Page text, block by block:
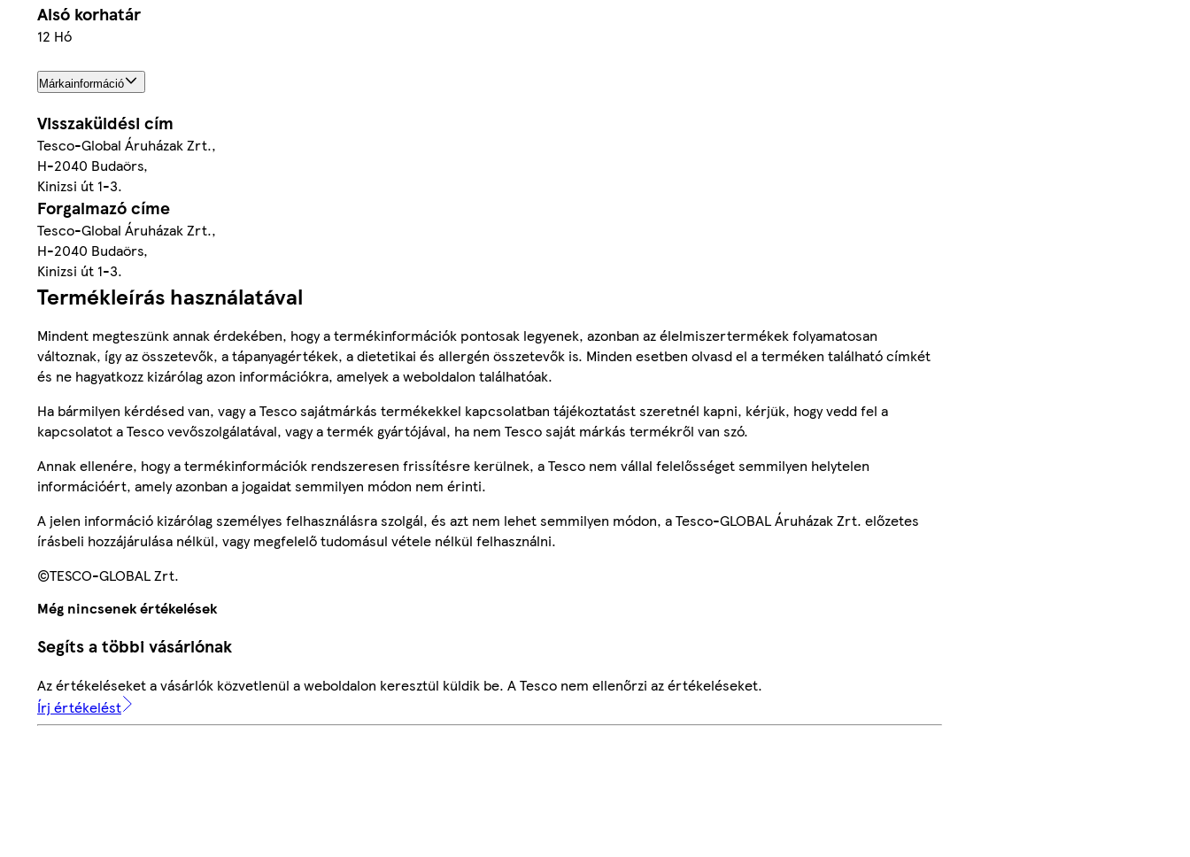
Alsó korhatár
12 Hó
Márkainformáció
Visszaküldési cím
Tesco-Global Áruházak Zrt.,
H-2040 Budaörs,
Kinizsi út 1-3.
Forgalmazó címe
Tesco-Global Áruházak Zrt.,
H-2040 Budaörs,
Kinizsi út 1-3.
Termékleírás használatával
Mindent megteszünk annak érdekében, hogy a termékinformációk pontosak legyenek, azonban az élelmiszertermékek folyamatosan
változnak, így az összetevők, a tápanyagértékek, a dietetikai és allergén összetevők is. Minden esetben olvasd el a terméken található címkét
és ne hagyatkozz kizárólag azon információkra, amelyek a weboldalon találhatóak.
Ha bármilyen kérdésed van, vagy a Tesco sajátmárkás termékekkel kapcsolatban tájékoztatást szeretnél kapni, kérjük, hogy vedd fel a
kapcsolatot a Tesco vevőszolgálatával, vagy a termék gyártójával, ha nem Tesco saját márkás termékről van szó.
Annak ellenére, hogy a termékinformációk rendszeresen frissítésre kerülnek, a Tesco nem vállal felelősséget semmilyen helytelen
információért, amely azonban a jogaidat semmilyen módon nem érinti.
A jelen információ kizárólag személyes felhasználásra szolgál, és azt nem lehet semmilyen módon, a Tesco-GLOBAL Áruházak Zrt. előzetes
írásbeli hozzájárulása nélkül, vagy megfelelő tudomásul vétele nélkül felhasználni.
©TESCO-GLOBAL Zrt.
Még nincsenek értékelések
Segíts a többi vásárlónak
Az értékeléseket a vásárlók közvetlenül a weboldalon keresztül küldik be. A Tesco nem ellenőrzi az értékeléseket.
Írj értékelést